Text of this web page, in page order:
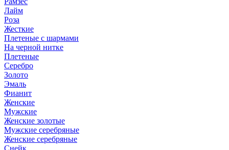
Лайм
Роза
Жесткие
Плетеные с шармами
На черной нитке
Плетеные
Серебро
Золото
Эмаль
Фианит
Женские
Мужские
Женские золотые
Мужские серебряные
Женские серебряные
Снейк